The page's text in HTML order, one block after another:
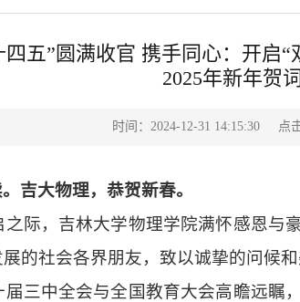
四五”圆满收官 携手同心：开启
2025年新年贺词
时间：2024-12-31 14:15:30 点
吉大物理，恭贺新春。
之际，吉林大学物理学院满怀感恩与
的社会各界朋友，致以诚挚的问候和
届三中全会与全国教育大会高瞻远瞩